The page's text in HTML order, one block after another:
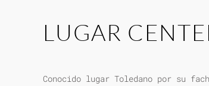
LUGAR
Conocido lugar Toledano por su